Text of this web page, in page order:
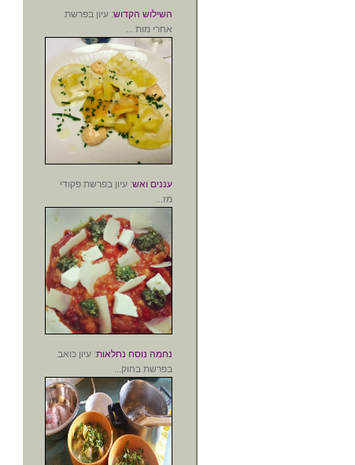
השילוש הקדוש: עיון בפרשת
אחרי מות ...
עננים ואש: עיון בפרשת פקודי
מז...
נחמה נוסח נחלאות: עיון כואב
בפרשת בחוק...